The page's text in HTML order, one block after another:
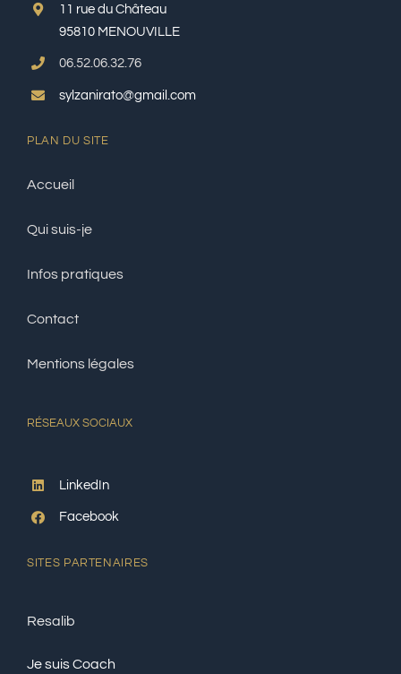
11 rue du Château
95810 MENOUVILLE
06.52.06.32.76
sylzanirato@gmail.com
PLAN DU SITE
Accueil
Qui suis-je
Infos pratiques
Contact
Mentions légales
RÉSEAUX SOCIAUX
LinkedIn
Facebook
SITES PARTENAIRES
Resalib
Je suis Coach